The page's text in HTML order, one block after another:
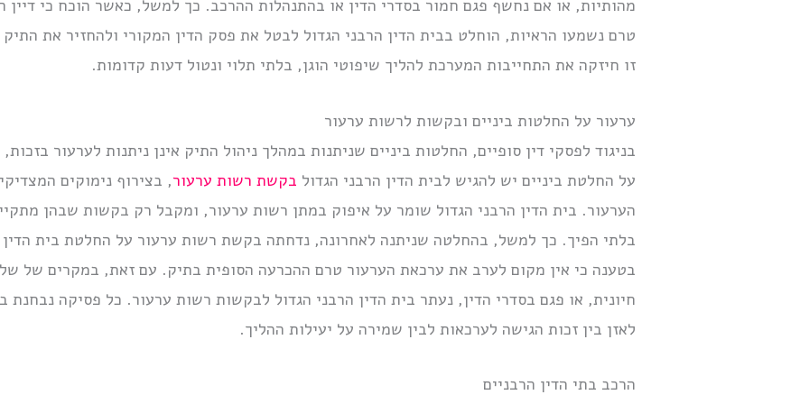
מהותיות, או אם נחשף פגם חמור בסדרי הדין או בהתנהלות ההרכב. כך למשל, כאשר הוכח כי
טרם נשמעו הראיות, הוחלט בבית הדין הרבני הגדול לבטל את פסק הדין המקורי ולהחזיר את
זו חיזקה את התחייבות המערכת להליך שיפוטי הוגן, בלתי תלוי ונטול דעות קדומות.
ערעור על החלטות ביניים ובקשות לרשות ערעור
בניגוד לפסקי דין סופיים, החלטות ביניים שניתנות במהלך ניהול התיק אינן ניתנות לערעור
על החלטת ביניים יש להגיש לבית הדין הרבני הגדול בקשת רשות ערעור, בצירוף נימוקים
הערעור. בית הדין הרבני הגדול שומר על איפוק במתן רשות ערעור, ומקבל רק בקשות שבהן
בלתי הפיך. כך למשל, בהחלטה שניתנה לאחרונה, נדחתה בקשת רשות ערעור על החלטת בית הדין
בטענה כי אין מקום לערב את ערכאת הערעור טרם ההכרעה הסופית בתיק. עם זאת, במקרים של
חיונית, או פגם בסדרי הדין, נעתר בית הדין הרבני הגדול לבקשות רשות ערעור. כל פסיקה
לאזן בין זכות הגישה לערכאות לבין שמירה על יעילות ההליך.
הרכב בתי הדין הרבניים